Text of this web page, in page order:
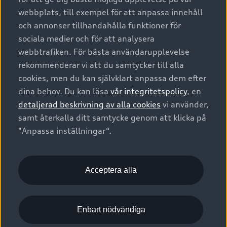
Harmonized Light Vehicles Test Procedure (WLTP). För mer
information om WLTP, besök
www.audi.se/wltp
I fall där förbruknings- och utsläppsvärden anges som ett
spann, refererar dessa inte till ett visst individuellt fordon. De
är uteslutande avsedda som ett medel för jämförelse mellan
olika bilmodeller. Tillvalsutrustning och tillbehör (till exempel
olika däckdimensioner etc.) kan ändra relevanta
fordonsparametrar såsom vikt, rullmotstånd och
aerodynamik. Detta kan påverka förbrukningen,
elförbrukning, koldioxidutsläpp, räckvidd och fordonets
förbrukningen och mängden koldioxidutsläpp. Koldioxid är en
av de växthusgaser som bidrar mest till växthuseffekten.
Angiven räckvidd är ett värde ”upp till” och i enlighet med
WLTP-körcykeln. Värdet påverkas av olika faktorer såsom
webbplats, till exempel för att anpassa innehåll
och annonser tillhandahålla funktioner för
sociala medier och för att analysera
webbtrafiken. För bästa användarupplevelse
rekommenderar vi att du samtycker till alla
cookies, men du kan självklart anpassa dem efter
dina behov. Du kan läsa vår integritetspolicy, en
detaljerad beskrivning av alla cookies vi använder,
samt återkalla ditt samtycke genom att klicka på
"Anpassa inställningar“.
Acceptera alla
Enbart nödvändiga